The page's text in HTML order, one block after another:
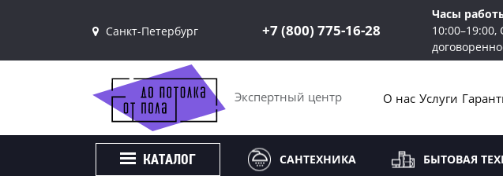
Санкт-Петербург
+7 (800) 775-16-28
Часы
10:00–19:00,
Экспертный центр О нас Услуги
КАТАЛОГ САНТЕХНИКА БЫТОВАЯ